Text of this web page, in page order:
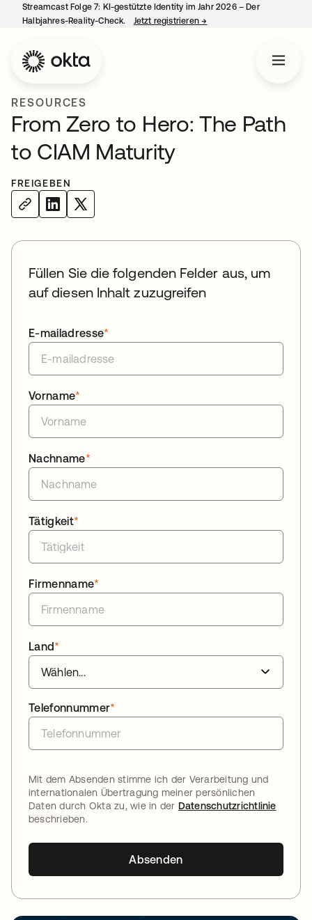
Streamcast Folge 7: KI-gestützte Identity im Jahr 2026 – Der
Halbjahres-Reality-Check.
Jetzt registrieren→
RESOURCES
From Zero to Hero: The Path
to CIAM Maturity
FREIGEBEN
Füllen Sie die folgenden Felder aus, um
auf diesen Inhalt zuzugreifen
*
E-mailadresse
*
Vorname
*
Nachname
*
Tätigkeit
*
Firmenname
*
Land
*
Telefonnummer
Mit dem Absenden stimme ich der Verarbeitung und
internationalen Übertragung meiner persönlichen
Daten durch Okta zu, wie in der Datenschutzrichtlinie
beschrieben.
Absenden